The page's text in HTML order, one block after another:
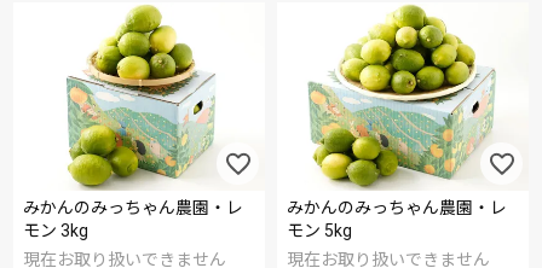
みかんのみっちゃん農園・レ
モン 3kg
現在お取り扱いできません
みかんのみっちゃん農園・レ
モン 5kg
現在お取り扱いできません